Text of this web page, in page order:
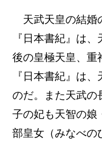
天武天皇の結婚
『日本書紀』は
後の皇極天皇、重
『日本書紀』は
のだ。また天武の
子の妃も天智の娘
部皇女（みなべの